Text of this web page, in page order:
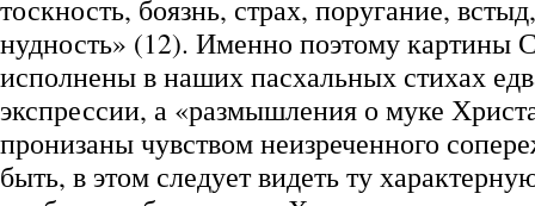
тоскность, боязнь, страх, поругание,
нудность» (12). Именно поэтому картины
исполнены в наших пасхальных стихах
экспрессии, а «размышления о муке
пронизаны чувством неизреченного
быть, в этом следует видеть ту